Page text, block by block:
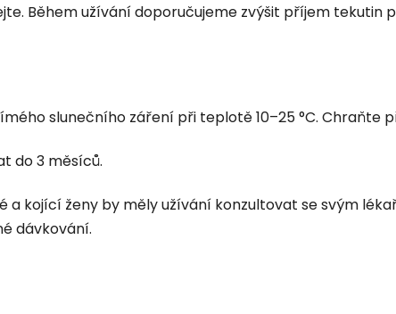
Během užívání doporučujeme zvýšit příjem tekutin
slunečního záření při teplotě 10–25 °C. Chraňte
do 3 měsíců.
kojící ženy by měly užívání konzultovat se svým
dávkování.